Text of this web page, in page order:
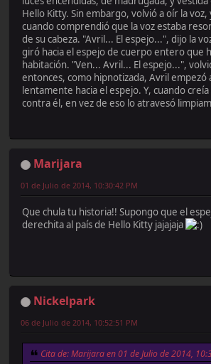
Hello Kitty. Sin embargo, volvió a oír la voz,
cuando comprendió que la voz estaba
de su cabeza. "Avril... El espejo...", dijo la
giró hacia el espejo de cuerpo entero que
habitación. "Ven... Avril... El espejo...",
entonces, como hipnotizada, Avril empezó
lentamente hacia el espejo. Y, cuando
contra él, en vez de eso lo atravesó
Marijara
01 de Julio de 2014, 10:30:42 PM
Que chula tu historia!! Supongo que el
derechita al país de Hello Kitty jajajaja
Nickelpark
06 de Julio de 2014, 10:52:51 PM
Cita de: Marijara en 01 de Julio de 2014,